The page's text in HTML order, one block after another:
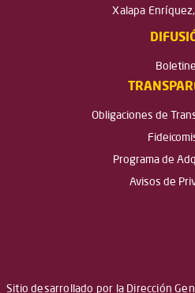
Xalapa
Obligaciones de
Programa de
Avisos de
Sitio desarrollado por la Dirección